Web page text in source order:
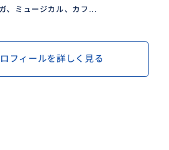
、ミュージカル、カフ...
フィールを詳しく見る